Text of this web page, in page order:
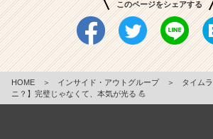
このページをシェアする
HOME ＞ インサイド・アウトグループ ＞ タイム
ニ？】完璧じゃなくて、本気が光る 💪